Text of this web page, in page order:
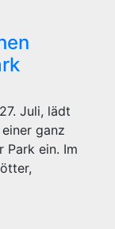
Juli, lädt
ganz
Park ein. Im